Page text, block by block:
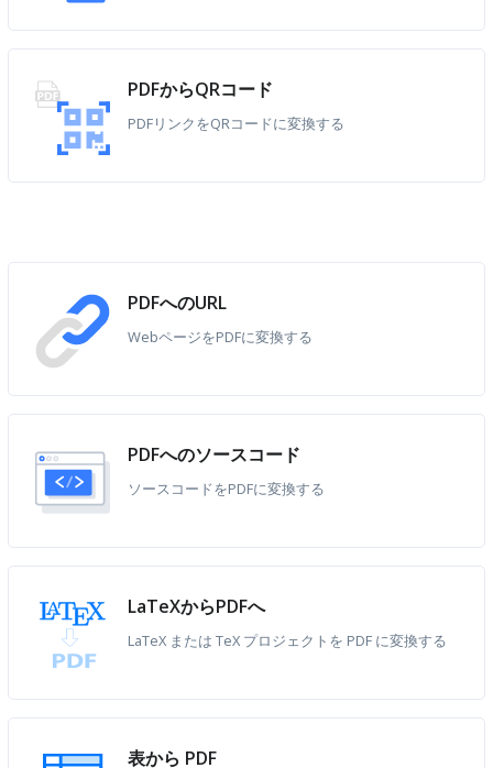
PDFからQRコード
PDFリンクをQRコードに変換する
PDFへのURL
WebページをPDFに変換する
PDFへのソースコード
ソースコードをPDFに変換する
LaTeXからPDFへ
LaTeX または TeX プロジェクトを PDF に変換する
表から PDF